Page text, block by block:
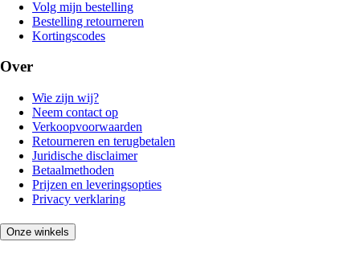
Volg mijn bestelling
Bestelling retourneren
Kortingscodes
Over
Wie zijn wij?
Neem contact op
Verkoopvoorwaarden
Retourneren en terugbetalen
Juridische disclaimer
Betaalmethoden
Prijzen en leveringsopties
Privacy verklaring
Onze winkels